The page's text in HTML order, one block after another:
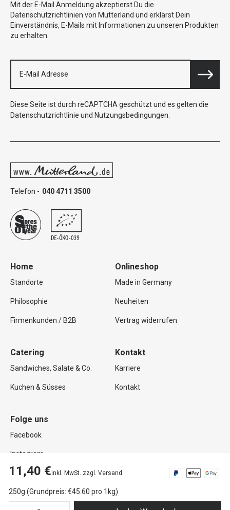
11,40 €inkl. MwSt. zzgl. Versand
250g (Grundpreis: €45.60 pro 1kg)
Mit der E-Mail Anmeldung akzeptierst Du die
Datenschutzrichtlinien von Mutterland und erklärst Dein
Einverständnis, E-Mails mit Informationen zu unseren Produkten
zu erhalten.
Diese Seite ist durch reCAPTCHA geschützt und es gelten die
Datenschutzrichtlinie und Nutzungsbedingungen
Telefon - 040 4711 3500
Home
Standorte
Philosophie
Firmenkunden / B2B
Onlineshop
Made in Germany
Neuheiten
Vertrag widerrufen
Catering
Sandwiches, Salate & Co.
Kuchen & Süsses
Kontakt
Karriere
Kontakt
Folge uns
Facebook
Instagram
Copyright © 2026 Mutterland GmbH. Alle Rechte vorbehalten.